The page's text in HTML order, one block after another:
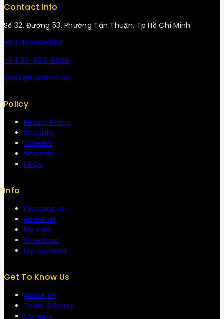
Contact Info
Số 32, Đường 53, Phường Tân Thuận, Tp Hồ Chí Minh
+84 34-661-1851
+84 33-430-8669
sales@fuvitech.vn
Policy
Return Policy
Security
Careers
Sitemap
FAQs
Info
Contact us
About us
My cart
Checkout
My account
Get To Know Us
About Us
Term & Policy
Careers